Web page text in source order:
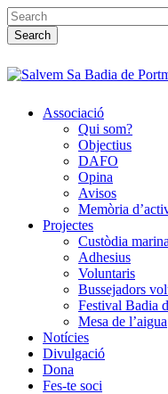
Skip
to
main
Search
Close
Associació
Qui som?
Objectius
DAFO
Opina
Avisos
Memòria
Projectes
Custòdia marina
Adhesius
Voluntaris
Bussejadors
Festival Badia
Mesa de l’aigua
Notícies
Divulgació
Dona
Fes-te soci